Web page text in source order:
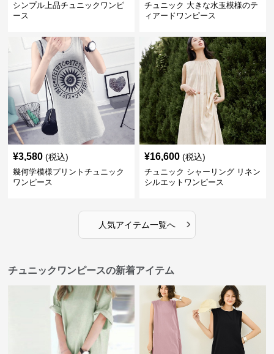
シンプル上品チュニックワンピ
ース
チュニック 大きな水玉模様のテ
ィアードワンピース
¥3,580 (税込)
幾何学模様プリントチュニック
ワンピース
¥16,600 (税込)
チュニック シャーリング リネン
シルエットワンピース
人気アイテム一覧へ ›
チュニックワンピースの新着アイテム